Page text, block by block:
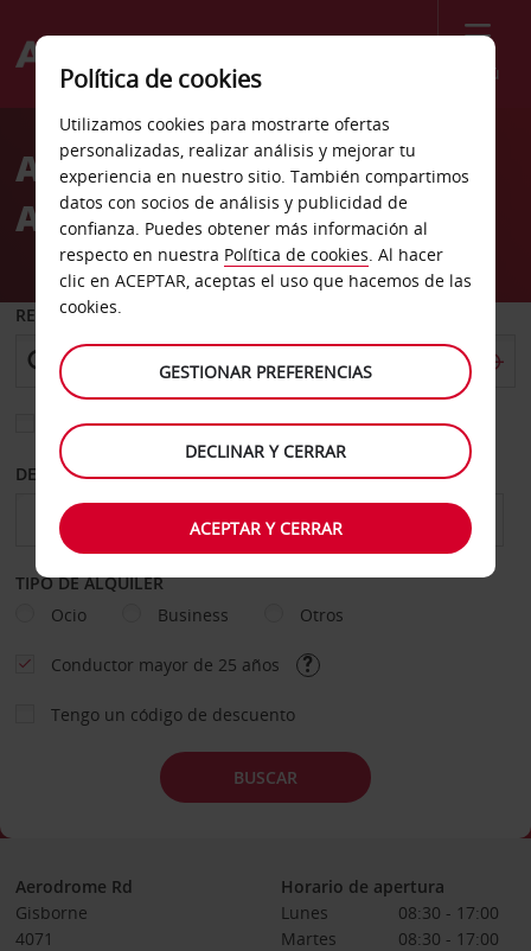
Menú
Welcome
AvisAlquiler de coches
Aeropuerto de Gisborne
RECOGER EN
Elegir otra oficina de devolución
DESDE HASTA
TIPO DE ALQUILER
Ocio
Business Otros
Conductor mayor de 25 años
Tengo un código de descuento
BUSCAR
Aerodrome Rd
Gisborne
4071
Horario de apertura
Lunes
08:30 - 17:00
Martes
08:30 - 17:00
Política de cookies
Utilizamos cookies para mostrarte ofertas
personalizadas, realizar análisis y mejorar tu
experiencia en nuestro sitio. También compartimos
datos con socios de análisis y publicidad de
confianza. Puedes obtener más información al
respecto en nuestra Política de cookies. Al hacer
clic en ACEPTAR, aceptas el uso que hacemos de las
cookies.
GESTIONAR PREFERENCIAS
DECLINAR Y CERRAR
ACEPTAR Y CERRAR